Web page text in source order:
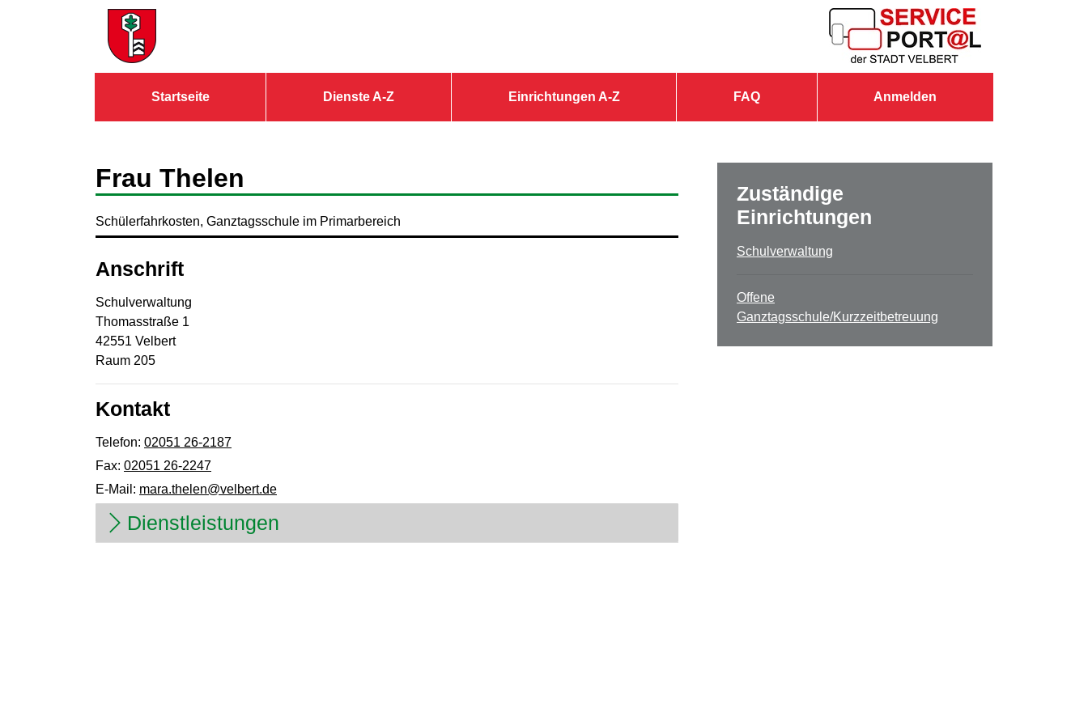
Zum Hauptinhalt springen
Startseite Dienste A-Z Einrichtungen A-Z FAQ Anmelden
Frau Thelen
Schülerfahrkosten, Ganztagsschule im Primarbereich
Anschrift
Schulverwaltung
Thomasstraße 1
42551 Velbert
Raum 205
Kontakt
Telefon: 02051 26-2187
Fax: 02051 26-2247
E-Mail: mara.thelen@velbert.de
Dienstleistungen
Zuständige
Einrichtungen
Schulverwaltung
Offene
Ganztagsschule/Kurzzeitbetreuung